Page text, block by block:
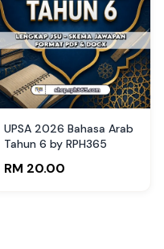
UPSA 2026 Bahasa Arab
Tahun 6 by RPH365
RM 20.00